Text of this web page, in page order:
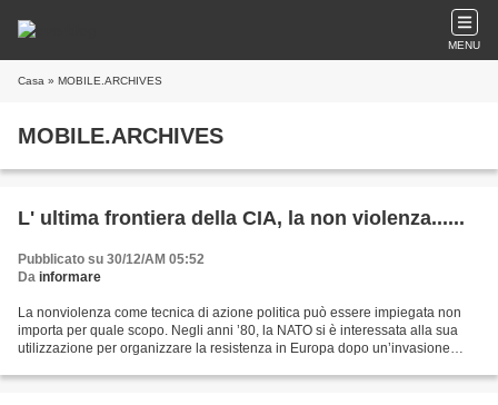
MENU
Casa » MOBILE.ARCHIVES
MOBILE.ARCHIVES
L' ultima frontiera della CIA, la non violenza......
Pubblicato su 30/12/AM 05:52
Da informare
La nonviolenza come tecnica di azione politica può essere impiegata non
importa per quale scopo. Negli anni ’80, la NATO si è interessata alla sua
utilizzazione per organizzare la resistenza in Europa dopo un’invasione